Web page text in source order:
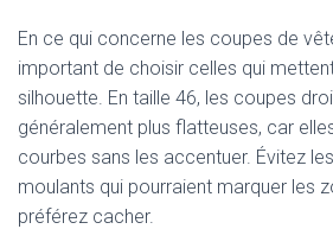
En ce qui concerne les coupes de
important de choisir celles qui
silhouette. En taille 46, les coupes
généralement plus flatteuses, car
courbes sans les accentuer. Évitez
moulants qui pourraient marquer les
préférez cacher.